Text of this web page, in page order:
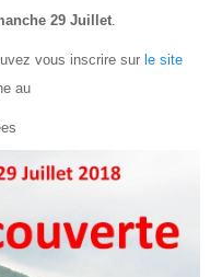
29 Juillet
vous inscrire sur le site
au